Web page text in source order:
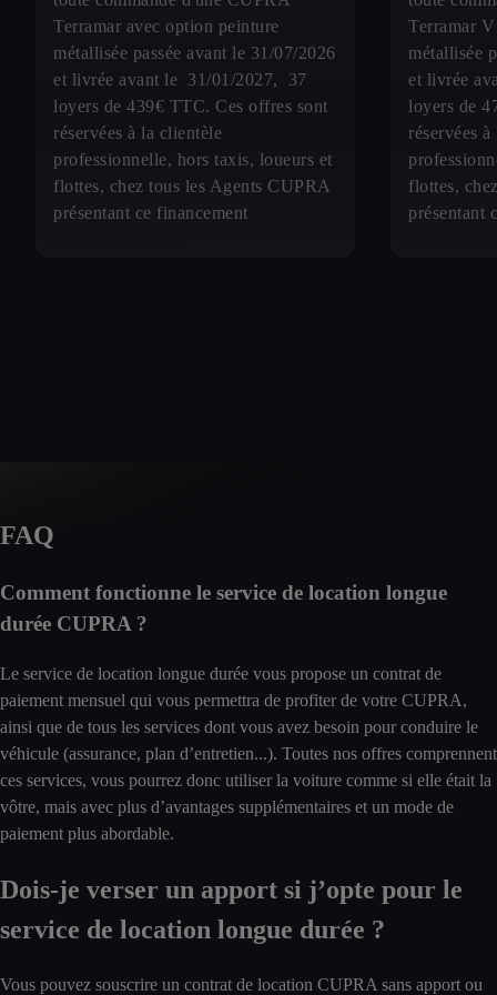
Terramar avec option peinture
métallisée passée avant le 31/07/2026
et livrée avant le 31/01/2027, 37
loyers de 439€ TTC. Ces offres sont
réservées à la clientèle
professionnelle, hors taxis, loueurs et
flottes, chez tous les Agents CUPRA
présentant ce financement
Terramar
métallisée
et livrée
loyers de
réservées
flottes,
présentant
FAQ
Comment fonctionne le service de location longue
durée CUPRA ?
Le service de location longue durée vous propose un contrat de
paiement mensuel qui vous permettra de profiter de votre CUPRA,
ainsi que de tous les services dont vous avez besoin pour conduire le
véhicule (assurance, plan d’entretien...). Toutes nos offres comprennent
ces services, vous pourrez donc utiliser la voiture comme si elle était la
vôtre, mais avec plus d’avantages supplémentaires et un mode de
paiement plus abordable.
Dois-je verser un apport si j’opte pour le
service de location longue durée ?
Vous pouvez souscrire un contrat de location CUPRA sans apport ou